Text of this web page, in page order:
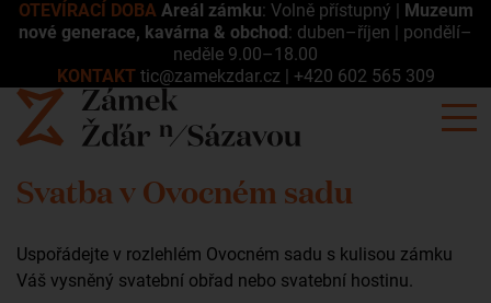
OTEVÍRACÍ DOBA Areál zámku: Volně přístupný | Muzeum
nové generace, kavárna & obchod: duben–říjen | pondělí–
neděle 9.00–18.00
KONTAKT tic@zamekzdar.cz | +420 602 565 309
Svatba v Ovocném sadu
Uspořádejte v rozlehlém Ovocném sadu s kulisou zámku
Váš vysněný svatební obřad nebo svatební hostinu.